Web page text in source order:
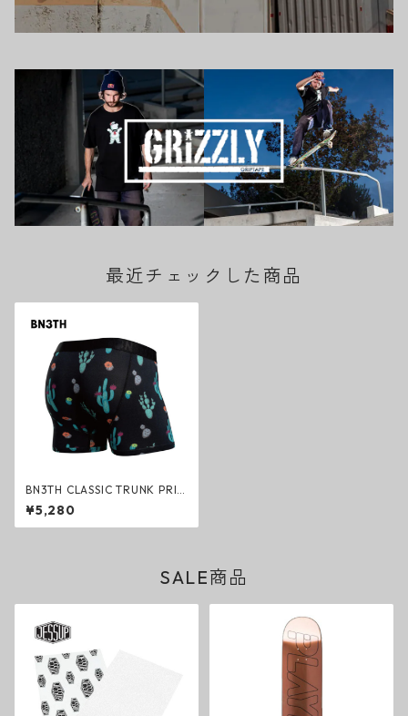
最近チェックした商品
BN3TH CLASSIC TRUNK PRIN
T PRICKS BLACK ボクサーパ
ンツ トランクス ブラック ベニ
ス スポーツ マイパッケージ ブ
¥5,280
SALE商品